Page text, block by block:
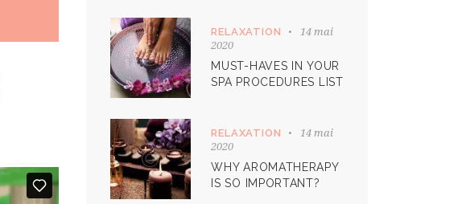
RELAXATION
14 mai
2020
MUST-HAVES IN YOUR
SPA PROCEDURES LIST
RELAXATION
14 mai
2020
WHY AROMATHERAPY
IS SO IMPORTANT?